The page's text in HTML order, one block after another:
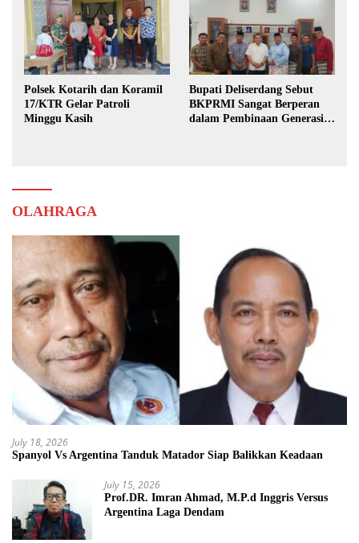
Polsek Kotarih dan Koramil
17/KTR Gelar Patroli
Minggu Kasih
Bupati Deliserdang Sebut
BKPRMI Sangat Berperan
dalam Pembinaan Generasi
OLAHRAGA
July 18, 2026
Spanyol Vs Argentina Tanduk Matador Siap Balikkan Keadaan
July 15, 2026
Prof.DR. Imran Ahmad, M.P.d Inggris Versus
Argentina Laga Dendam